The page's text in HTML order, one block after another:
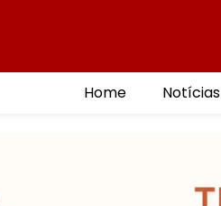
Home Notícias